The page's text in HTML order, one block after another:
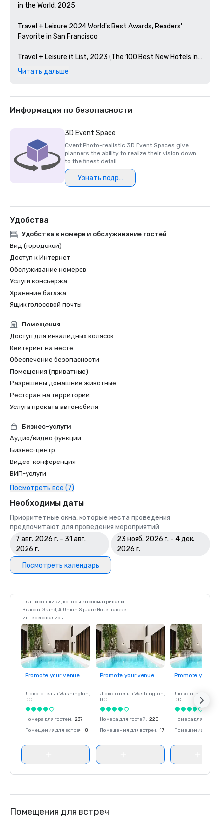
in the World, 2025
Travel + Leisure 2024 World's Best Awards, Readers'
Favorite in San Francisco
Travel + Leisure it List, 2023 (The 100 Best New Hotels In
The World)
The Best Bars in America, Esquire 2024
Michelin Guide, 2024 (Favorite Hotel Restorations in
2023)
HSMAI Adrian Award, 2024
Northstar Meetings Group Stella Award Finalist, 2023
Читать дальше
Информация по безопасности
3D Event Space
Cvent Photo-realistic 3D Event Spaces give
planners the ability to realize their vision down
to the finest detail.
Узнать подробнее
Удобства
Удобства в номере и обслуживание гостей
Вид (городской)
Доступ к Интернет
Обслуживание номеров
Услуги консьержа
Хранение багажа
Ящик голосовой почты
Помещения
Доступ для инвалидных колясок
Кейтеринг на месте
Обеспечение безопасности
Помещения (приватные)
Разрешены домашние животные
Ресторан на территории
Услуга проката автомобиля
Бизнес-услуги
Аудио/видео функции
Бизнес-центр
Видео-конференция
ВИП-услуги
Посмотреть все (7)
Необходимы даты
Приоритетные окна, которые места проведения
предпочитают для проведения мероприятий
7 авг. 2026 г. - 31 авг.
2026 г.
23 нояб. 2026 г. - 4 дек.
2026 г.
Посмотреть календарь
Планировщики, которые просматривали
Beacon Grand, A Union Square Hotel также
интересовались
Promote your venue
Люкс-отель в Washington,
DC
Номера для гостей: 237
Помещения для встреч: 8
Promote your venue
Люкс-отель в Washington,
DC
Номера для гостей: 220
Помещения для встреч: 17
Promote your
Люкс-отель в
DC
Номера для гостей
Помещения для
Помещения для встреч